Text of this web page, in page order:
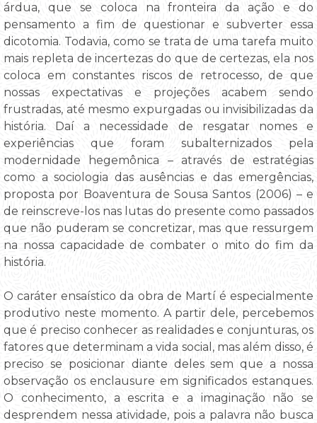
árdua, que se coloca na fronteira da ação e do
pensamento a fim de questionar e subverter essa
dicotomia. Todavia, como se trata de uma tarefa muito
mais repleta de incertezas do que de certezas, ela nos
coloca em constantes riscos de retrocesso, de que
nossas expectativas e projeções acabem sendo
frustradas, até mesmo expurgadas ou invisibilizadas da
história. Daí a necessidade de resgatar nomes e
experiências que foram subalternizados pela
modernidade hegemônica – através de estratégias
como a sociologia das ausências e das emergências,
proposta por Boaventura de Sousa Santos (2006) – e
de reinscreve-los nas lutas do presente como passados
que não puderam se concretizar, mas que ressurgem
na nossa capacidade de combater o mito do fim da
história.
O caráter ensaístico da obra de Martí é especialmente
produtivo neste momento. A partir dele, percebemos
que é preciso conhecer as realidades e conjunturas, os
fatores que determinam a vida social, mas além disso, é
preciso se posicionar diante deles sem que a nossa
observação os enclausure em significados estanques.
O conhecimento, a escrita e a imaginação não se
desprendem nessa atividade, pois a palavra não busca